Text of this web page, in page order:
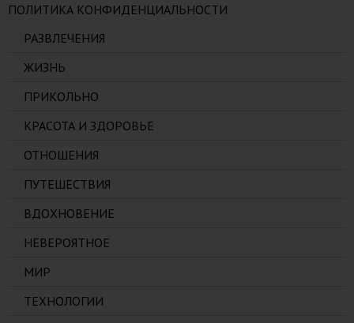
ПОЛИТИКА КОНФИДЕНЦИАЛЬНОСТИ
РАЗВЛЕЧЕНИЯ
ЖИЗНЬ
ПРИКОЛЬНО
КРАСОТА И ЗДОРОВЬЕ
ОТНОШЕНИЯ
ПУТЕШЕСТВИЯ
ВДОХНОВЕНИЕ
НЕВЕРОЯТНОЕ
МИР
ТЕХНОЛОГИИ